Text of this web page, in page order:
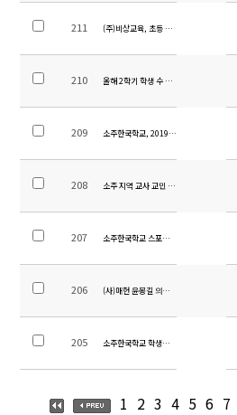
211 (주)비상교육, 초등 참고서 기부
210 올해 2학기 학생 수 400명 돌파!
209 소주한국학교, 2019년 청소년 통일 축제
208 소주 지역 교사 교민 대상 재외교육 설명
207 소주한국학교 스포츠 교류를 통해 유관기
206 (사)매헌 윤봉길 의사 기념 사업회 주관
205 소주한국학교 학생회 임원 수련회
1 2 3 4 5 6 7